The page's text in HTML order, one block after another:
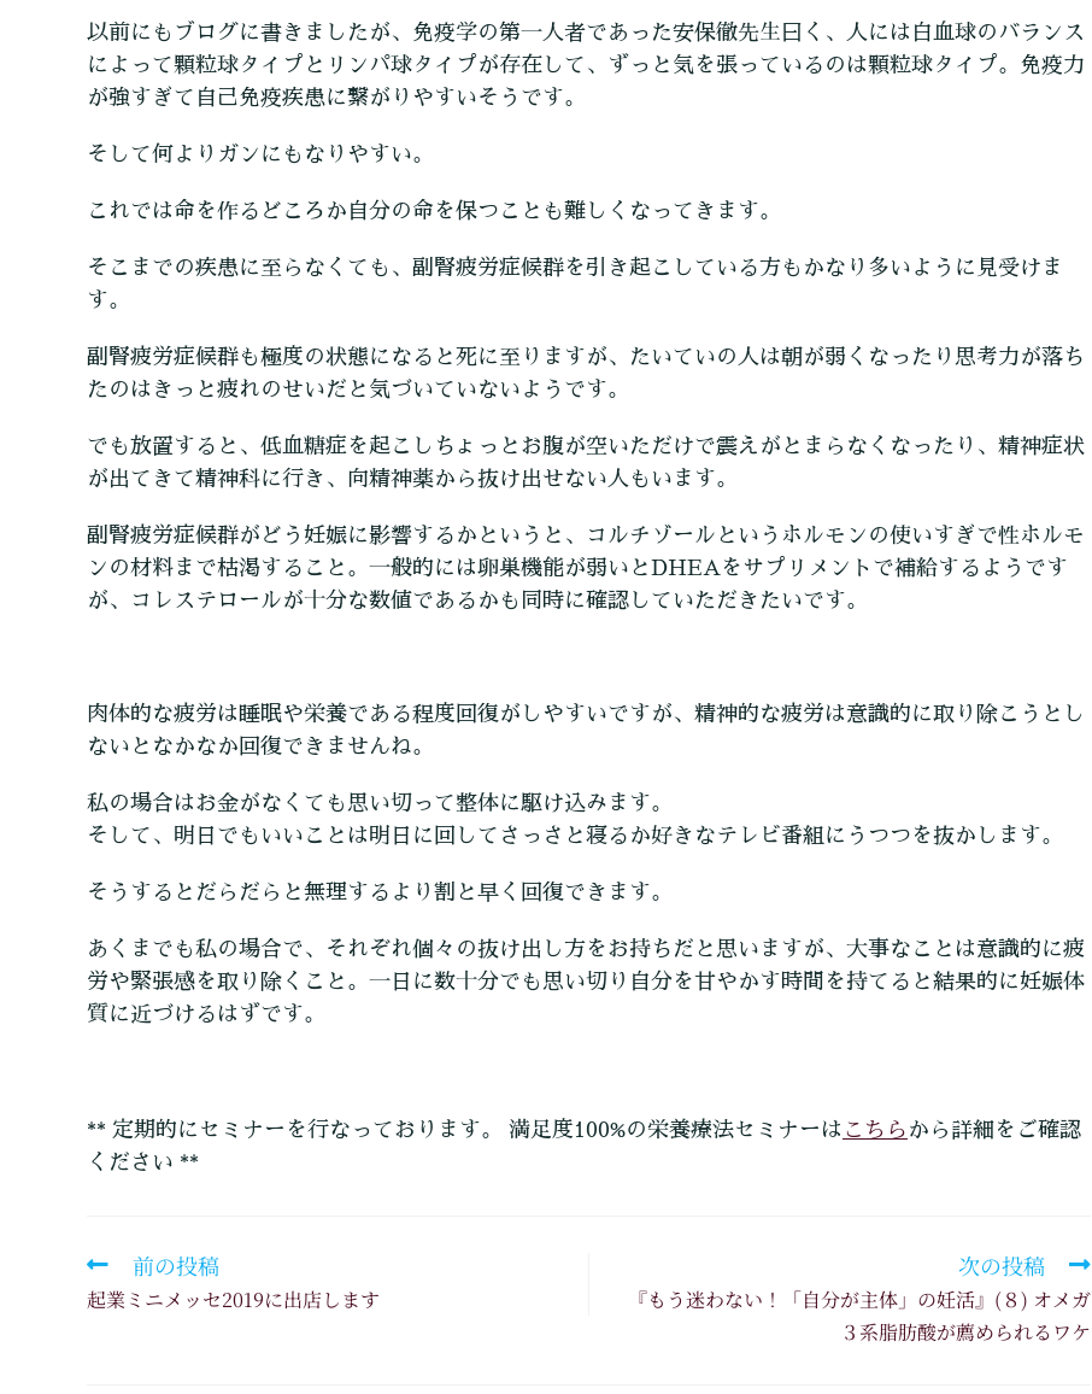
以前にもブログに書きましたが、免疫学の第一人者であった安保徹先生曰く、人には白血球のバランス
によって顆粒球タイプとリンパ球タイプが存在して、ずっと気を張っているのは顆粒球タイプ。免疫力
が強すぎて自己免疫疾患に繋がりやすいそうです。
そして何よりガンにもなりやすい。
これでは命を作るどころか自分の命を保つことも難しくなってきます。
そこまでの疾患に至らなくても、副腎疲労症候群を引き起こしている方もかなり多いように見受けま
す。
副腎疲労症候群も極度の状態になると死に至りますが、たいていの人は朝が弱くなったり思考力が落ち
たのはきっと疲れのせいだと気づいていないようです。
でも放置すると、低血糖症を起こしちょっとお腹が空いただけで震えがとまらなくなったり、精神症状
が出てきて精神科に行き、向精神薬から抜け出せない人もいます。
副腎疲労症候群がどう妊娠に影響するかというと、コルチゾールというホルモンの使いすぎで性ホルモ
ンの材料まで枯渇すること。一般的には卵巣機能が弱いとDHEAをサプリメントで補給するようです
が、コレステロールが十分な数値であるかも同時に確認していただきたいです。
肉体的な疲労は睡眠や栄養である程度回復がしやすいですが、精神的な疲労は意識的に取り除こうとし
ないとなかなか回復できませんね。
私の場合はお金がなくても思い切って整体に駆け込みます。
そして、明日でもいいことは明日に回してさっさと寝るか好きなテレビ番組にうつつを抜かします。
そうするとだらだらと無理するより割と早く回復できます。
あくまでも私の場合で、それぞれ個々の抜け出し方をお持ちだと思いますが、大事なことは意識的に疲
労や緊張感を取り除くこと。一日に数十分でも思い切り自分を甘やかす時間を持てると結果的に妊娠体
質に近づけるはずです。
** 定期的にセミナーを行なっております。 満足度100%の栄養療法セミナーは こちら から詳細をご確認
ください **
前の投稿
起業ミニメッセ2019に出店します
次の投稿
『もう迷わない！「自分が主体」の妊活』(８) オメガ
３系脂肪酸が薦められるワケ